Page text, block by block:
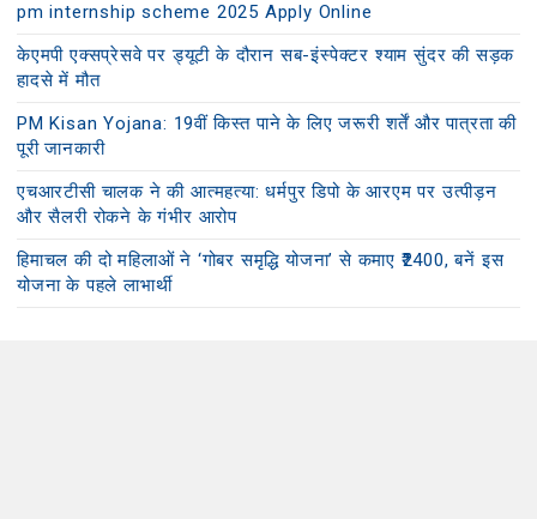
pm internship scheme 2025 Apply Online
केएमपी एक्सप्रेसवे पर ड्यूटी के दौरान सब-इंस्पेक्टर श्याम सुंदर की सड़क
हादसे में मौत
PM Kisan Yojana: 19वीं किस्त पाने के लिए जरूरी शर्तें और पात्रता की
पूरी जानकारी
एचआरटीसी चालक ने की आत्महत्या: धर्मपुर डिपो के आरएम पर उत्पीड़न
और सैलरी रोकने के गंभीर आरोप
हिमाचल की दो महिलाओं ने ‘गोबर समृद्धि योजना’ से कमाए ₹2400, बनें इस
योजना के पहले लाभार्थी